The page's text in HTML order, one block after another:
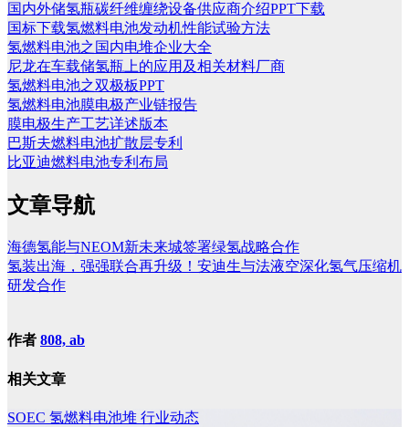
国内外储氢瓶碳纤维缠绕设备供应商介绍PPT下载
国标下载氢燃料电池发动机性能试验方法
氢燃料电池之国内电堆企业大全
尼龙在车载储氢瓶上的应用及相关材料厂商
氢燃料电池之双极板PPT
氢燃料电池膜电极产业链报告
膜电极生产工艺详述版本
巴斯夫燃料电池扩散层专利
比亚迪燃料电池专利布局
文章导航
海德氢能与NEOM新未来城签署绿氢战略合作
氢装出海，强强联合再升级！安迪生与法液空深化氢气压缩机
研发合作
作者 808, ab
相关文章
SOEC 氢燃料电池堆 行业动态